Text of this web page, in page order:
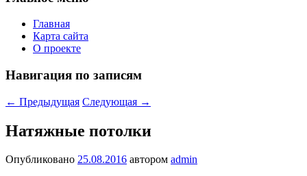
Главная
Карта сайта
О проекте
Навигация по записям
← Предыдущая Следующая →
Натяжные потолки
Опубликовано 25.08.2016 автором admin